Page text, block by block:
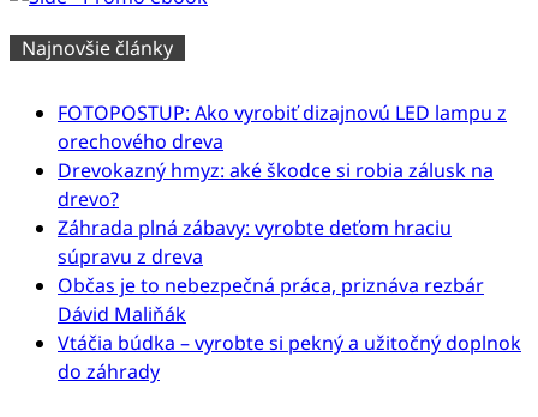
Najnovšie články
FOTOPOSTUP: Ako vyrobiť dizajnovú LED lampu z
orechového dreva
Drevokazný hmyz: aké škodce si robia zálusk na
drevo?
Záhrada plná zábavy: vyrobte deťom hraciu
súpravu z dreva
Občas je to nebezpečná práca, priznáva rezbár
Dávid Maliňák
Vtáčia búdka – vyrobte si pekný a užitočný doplnok
do záhrady